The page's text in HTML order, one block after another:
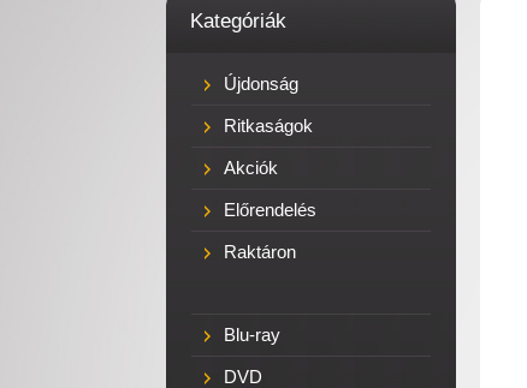
Kategóriák
Újdonság
Ritkaságok
Akciók
Előrendelés
Raktáron
Blu-ray
DVD